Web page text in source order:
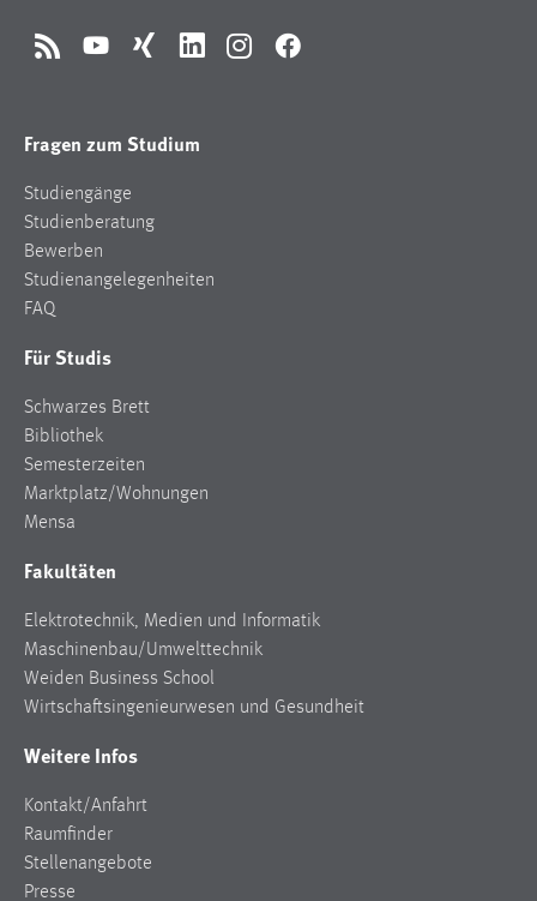
RSS YouTubeXing LinkedInInstagramFacebook
Fragen zum Studium
Studiengänge
Studienberatung
Bewerben
Studienangelegenheiten
FAQ
Für Studis
Schwarzes Brett
Bibliothek
Semesterzeiten
Marktplatz/Wohnungen
Mensa
Fakultäten
Elektrotechnik, Medien und Informatik
Maschinenbau/Umwelttechnik
Weiden Business School
Wirtschaftsingenieurwesen und Gesundheit
Weitere Infos
Kontakt/Anfahrt
Raumfinder
Stellenangebote
Presse